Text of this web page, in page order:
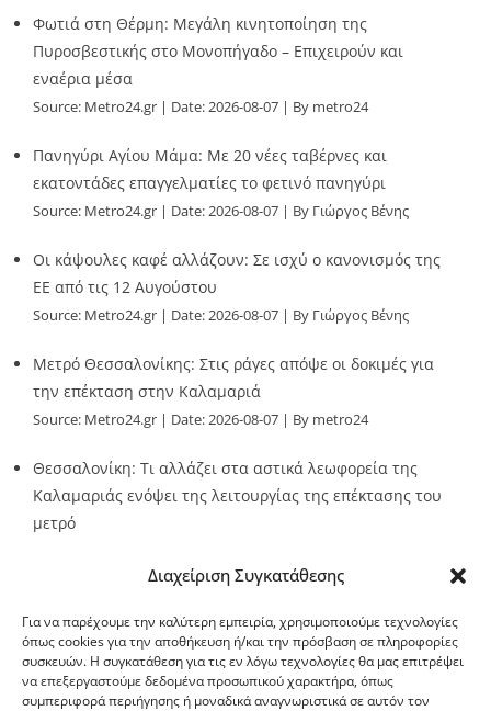
Διαχείριση Συγκατάθεσης
Για να παρέχουμε την καλύτερη εμπειρία, χρησιμοποιούμε τεχνολογίες
όπως cookies για την αποθήκευση ή/και την πρόσβαση σε πληροφορίες
συσκευών. Η συγκατάθεση για τις εν λόγω τεχνολογίες θα μας επιτρέψει
να επεξεργαστούμε δεδομένα προσωπικού χαρακτήρα, όπως
συμπεριφορά περιήγησης ή μοναδικά αναγνωριστικά σε αυτόν τον
Φωτιά στη Θέρμη: Μεγάλη κινητοποίηση της
Πυροσβεστικής στο Μονοπήγαδο – Επιχειρούν και
εναέρια μέσα
Source: Metro24.gr Date: 2026-08-07 By metro24
Πανηγύρι Αγίου Μάμα: Με 20 νέες ταβέρνες και
εκατοντάδες επαγγελματίες το φετινό πανηγύρι
Source: Metro24.gr Date: 2026-08-07 By Γιώργος Βένης
Οι κάψουλες καφέ αλλάζουν: Σε ισχύ ο κανονισμός της
ΕΕ από τις 12 Αυγούστου
Source: Metro24.gr Date: 2026-08-07 By Γιώργος Βένης
Μετρό Θεσσαλονίκης: Στις ράγες απόψε οι δοκιμές για
την επέκταση στην Καλαμαριά
Source: Metro24.gr Date: 2026-08-07 By metro24
Θεσσαλονίκη: Τι αλλάζει στα αστικά λεωφορεία της
Καλαμαριάς ενόψει της λειτουργίας της επέκτασης του
μετρό
G-point.gr